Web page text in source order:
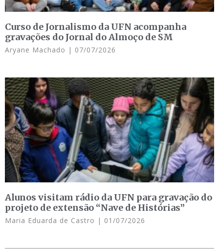
Curso de Jornalismo da UFN acompanha
gravações do Jornal do Almoço de SM
Aryane Machado 07/07/2026
Alunos visitam rádio da UFN para gravação do
projeto de extensão “Nave de Histórias”
Maria Eduarda de Castro 01/07/2026